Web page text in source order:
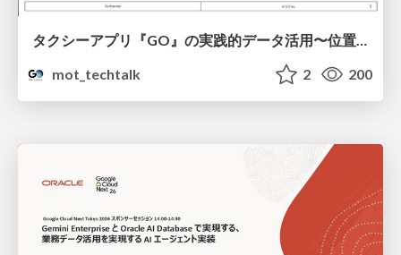
タクシーアプリ『GO』の実践的データ活用〜位置情報データの収集とStreamlitでの可視化〜
mot_techtalk
2 200